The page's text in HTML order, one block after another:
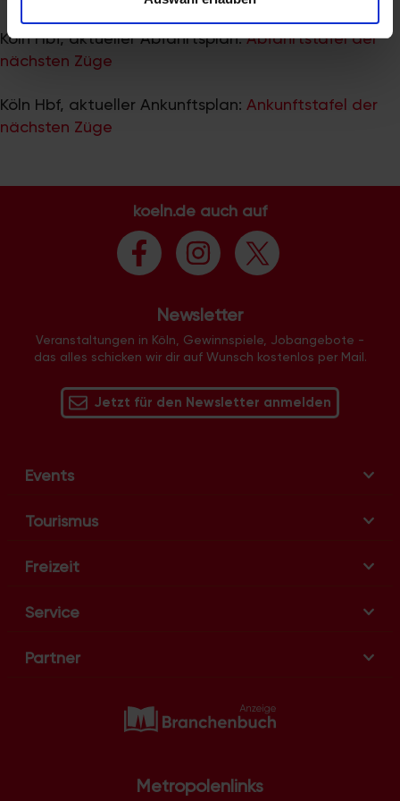
analysieren. Außerdem geben wir Informationen zu Ihrer
Verwendung unserer Website an unsere Partner für
soziale Medien, Werbung und Analysen weiter. Unsere
weiteren Daten zusammen, die Sie ihnen bereitgestellt
haben oder die sie im Rahmen Ihrer Nutzung der Dienste
Köln Hbf, aktueller Abfahrtsplan:Abfahrtstafel der
nächsten Züge
Köln Hbf, aktueller Ankunftsplan: Ankunftstafel der
nächsten Züge
koeln.de auch auf
Newsletter
Veranstaltungen in Köln, Gewinnspiele, Jobangebote -
das alles schicken wir dir auf Wunsch kostenlos per Mail.
Jetzt für den Newsletter anmelden
Events
Tourismus
Freizeit
Service
Partner
Metropolenlinks